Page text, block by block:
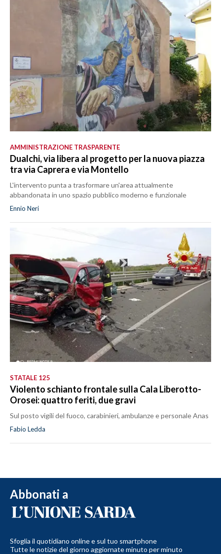
AMMINISTRAZIONE TRASPARENTE
Dualchi, via libera al progetto per la nuova piazza
tra via Caprera e via Montello
L'intervento punta a trasformare un'area attualmente
abbandonata in uno spazio pubblico moderno e funzionale
Ennio Neri
STATALE 125
Violento schianto frontale sulla Cala Liberotto-
Orosei: quattro feriti, due gravi
Sul posto vigili del fuoco, carabinieri, ambulanze e personale Anas
Fabio Ledda
Abbonati a
Sfoglia il quotidiano online e sul tuo smartphone
Tutte le notizie del giorno aggiornate minuto per minuto